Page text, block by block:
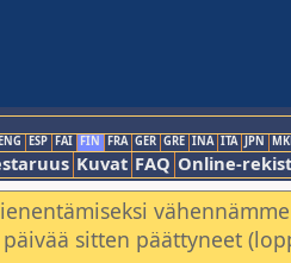
ESP FAI FIN FRA GER GRE INA ITA JPN
Kuvat FAQ Online-
sitten päättyneet